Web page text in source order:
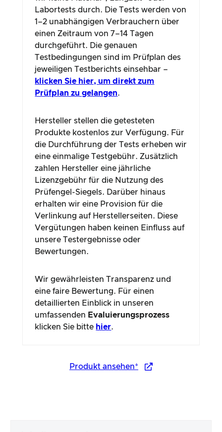
Labortests durch. Die Tests werden von
1–2 unabhängigen Verbrauchern über
einen Zeitraum von 7–14 Tagen
durchgeführt. Die genauen
Testbedingungen sind im Prüfplan des
jeweiligen Testberichts einsehbar –
klicken Sie hier, um direkt zum
Prüfplan zu gelangen.
Hersteller stellen die getesteten
Produkte kostenlos zur Verfügung. Für
die Durchführung der Tests erheben wir
eine einmalige Testgebühr. Zusätzlich
zahlen Hersteller eine jährliche
Lizenzgebühr für die Nutzung des
Prüfengel-Siegels. Darüber hinaus
erhalten wir eine Provision für die
Verlinkung auf Herstellerseiten. Diese
Vergütungen haben keinen Einfluss auf
unsere Testergebnisse oder
Bewertungen.
Wir gewährleisten Transparenz und
eine faire Bewertung. Für einen
detaillierten Einblick in unseren
umfassenden Evaluierungsprozess
klicken Sie bitte hier.
Produkt ansehen*